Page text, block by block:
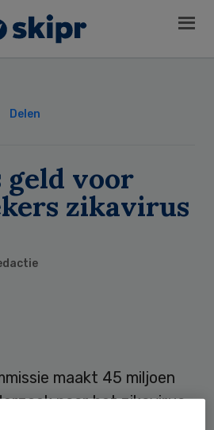
Delen
geld voor
zikavirus
maakt 45 miljoen
naar het zikavirus